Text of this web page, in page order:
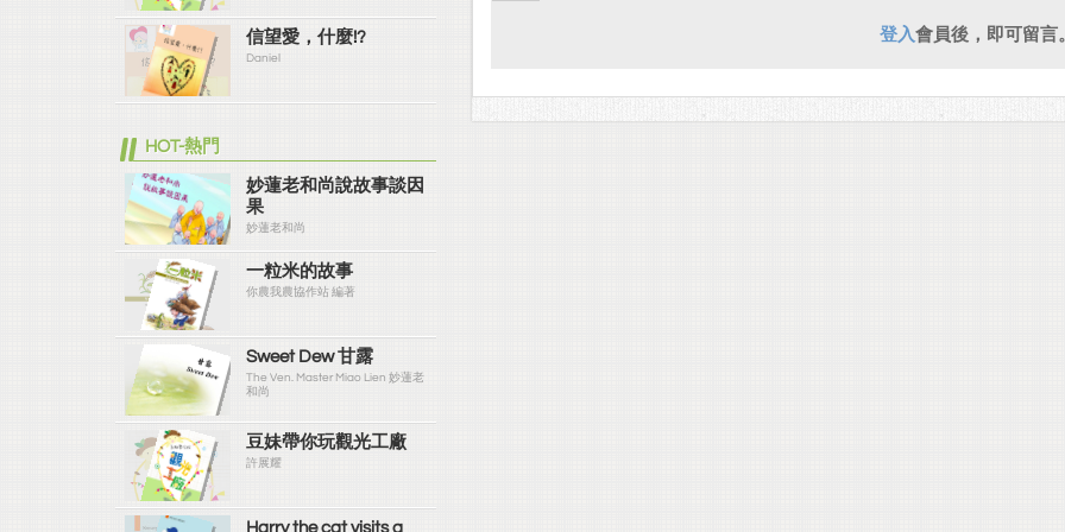
登入會員後，即可留言
信望愛，什麼!?
Daniel
HOT-熱門
妙蓮老和尚說故事談因
果
妙蓮老和尚
一粒米的故事
你農我農協作站 編著
Sweet Dew 甘露
The Ven. Master Miao Lien 妙蓮老
和尚
豆妹帶你玩觀光工廠
許展耀
Harry the cat visits a